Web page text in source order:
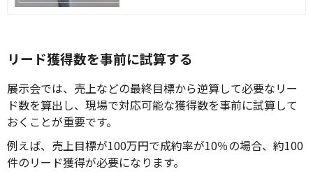
内容について解説します。
リード獲得数を事前に試算する
展示会では、売上などの最終目標から逆算して必要なリー
ド数を算出し、現場で対応可能な獲得数を事前に試算して
おくことが重要です。
例えば、売上目標が100万円で成約率が10％の場合、約100
件のリード獲得が必要になります。